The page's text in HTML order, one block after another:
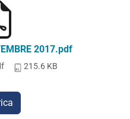
2017.pdf
215.6 KB